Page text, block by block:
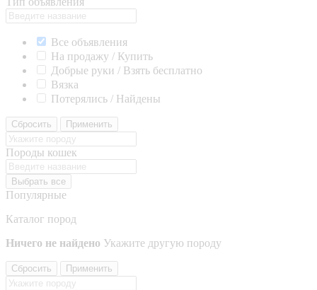
Все объявления
На продажу / Купить
Добрые руки / Взять бесплатно
Вязка
Потерялись / Найдены
Сбросить Применить
Породы кошек
Выбрать все
Популярные
Каталог пород
Ничего не найдено Укажите другую породу
Сбросить Применить